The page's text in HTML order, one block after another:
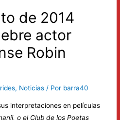
de 2014
actor
Robin
, Noticias / Por barra40
interpretaciones en películas
o el Club de los Poetas